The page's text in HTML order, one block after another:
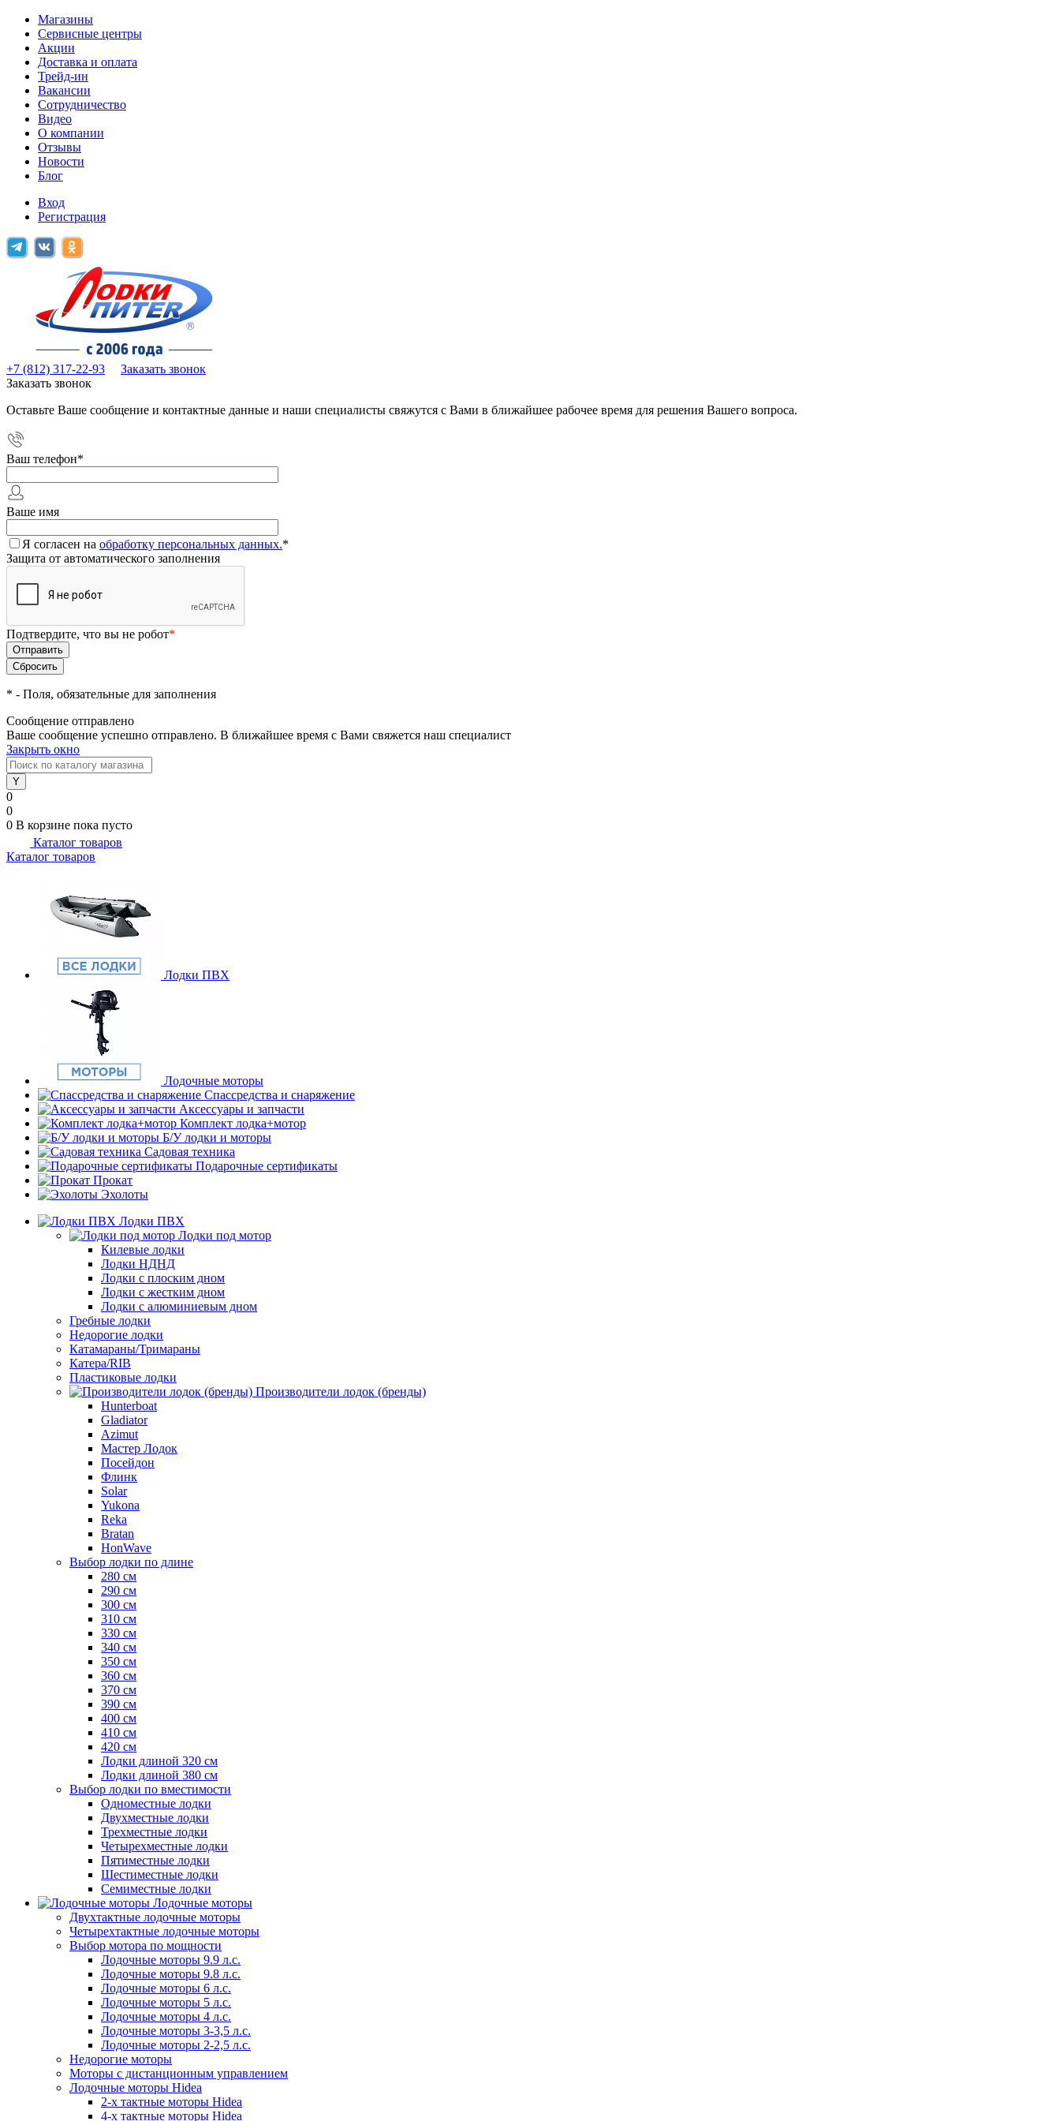
Магазины
Сервисные центры
Акции
Доставка и оплата
Трейд-ин
Вакансии
Сотрудничество
Видео
О компании
Отзывы
Новости
Блог
Вход
Регистрация
+7 (812) 317-22-93
Заказать звонок
Заказать звонок
Оставьте Ваше сообщение и контактные данные и наши специалисты свяжутся с Вами в ближайшее рабочее время для решения Вашего вопроса.
Ваш телефон*
Ваше имя
Я согласен на обработку персональных данных.*
Защита от автоматического заполнения
Подтвердите, что вы не робот*
* - Поля, обязательные для заполнения
Сообщение отправлено
Ваше сообщение успешно отправлено. В ближайшее время с Вами свяжется наш специалист
Закрыть окно
0
0
0 В корзине пока пусто
Каталог товаров
Каталог товаров
Лодки ПВХ
Лодочные моторы
Спассредства и снаряжение
Аксессуары и запчасти
Комплект лодка+мотор
Б/У лодки и моторы
Садовая техника
Подарочные сертификаты
Прокат
Эхолоты
Лодки ПВХ
Лодки под мотор
Килевые лодки
Лодки НДНД
Лодки с плоским дном
Лодки с жестким дном
Лодки с алюминиевым дном
Гребные лодки
Недорогие лодки
Катамараны/Тримараны
Катера/RIB
Пластиковые лодки
Производители лодок (бренды)
Hunterboat
Gladiator
Azimut
Мастер Лодок
Посейдон
Флинк
Solar
Yukona
Reka
Bratan
HonWave
Выбор лодки по длине
280 см
290 см
300 см
310 см
330 см
340 см
350 см
360 см
370 см
390 см
400 см
410 см
420 см
Лодки длиной 320 см
Лодки длиной 380 см
Выбор лодки по вместимости
Одноместные лодки
Двухместные лодки
Трехместные лодки
Четырехместные лодки
Пятиместные лодки
Шестиместные лодки
Семиместные лодки
Лодочные моторы
Двухтактные лодочные моторы
Четырехтактные лодочные моторы
Выбор мотора по мощности
Лодочные моторы 9.9 л.с.
Лодочные моторы 9.8 л.с.
Лодочные моторы 6 л.с.
Лодочные моторы 5 л.с.
Лодочные моторы 4 л.с.
Лодочные моторы 3-3,5 л.с.
Лодочные моторы 2-2,5 л.с.
Недорогие моторы
Моторы с дистанционным управлением
Лодочные моторы Hidea
2-х тактные моторы Hidea
4-х тактные моторы Hidea